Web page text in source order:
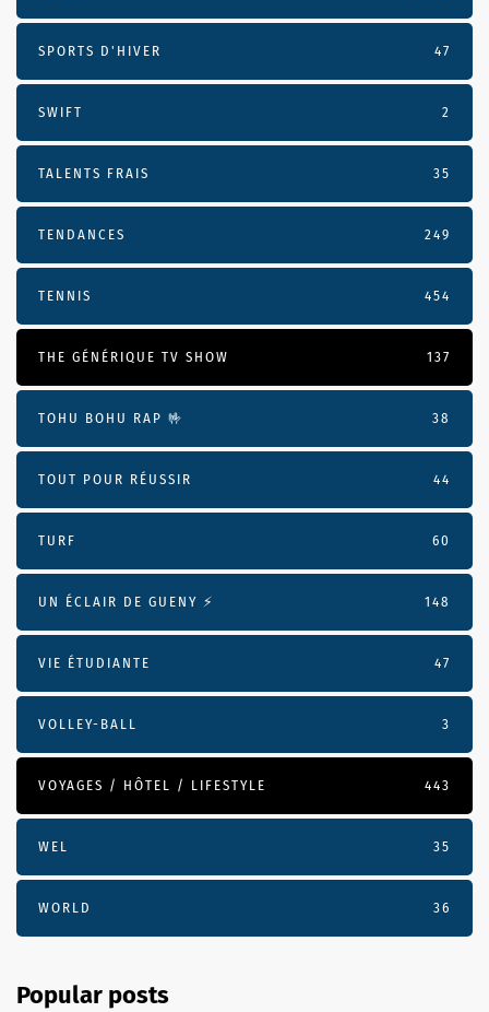
SPORTS D'HIVER 47
SWIFT 2
TALENTS FRAIS 35
TENDANCES 249
TENNIS 454
THE GÉNÉRIQUE TV SHOW 137
TOHU BOHU RAP 🤟 38
TOUT POUR RÉUSSIR 44
TURF 60
UN ÉCLAIR DE GUENY ⚡️ 148
VIE ÉTUDIANTE 47
VOLLEY-BALL 3
VOYAGES / HÔTEL / LIFESTYLE 443
WEL 35
WORLD 36
Popular posts